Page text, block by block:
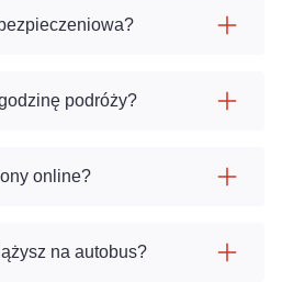
podróży?
online?
na autobus?